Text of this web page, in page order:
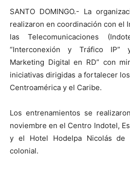
SANTO DOMINGO.- La
realizaron en coordinación con el
las Telecomunicaciones
“Interconexión y Tráfico IP”
Marketing Digital en RD” con
iniciativas dirigidas a fortalecer
Centroamérica y el Caribe.
Los entrenamientos se
noviembre en el Centro Indotel,
y el Hotel Hodelpa Nicolás de
colonial.